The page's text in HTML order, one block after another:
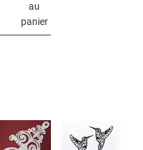
au
panier